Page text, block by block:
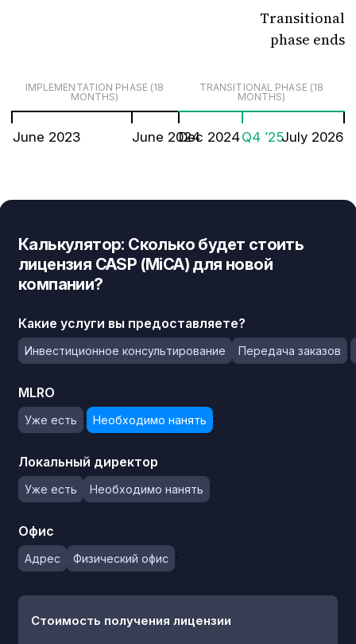
Transitional
phase ends
IMPLEMENTATION PHASE (18
MONTHS)
TRANSITIONAL PHASE (18
MONTHS)
June 2023 June 2024Dec 2024Q4 ’25July 2026
Калькулятор: Сколько будет стоить
лицензия CASP (MiCA) для новой
компании?
Какие услуги вы предоставляете?
Инвестиционное консультирование Передача заказов .
MLRO
Уже есть . Необходимо нанять .
Локальный директор
Уже есть Необходимо нанять .
Офис
Адрес Физический офис .
Стоимость получения лицензии